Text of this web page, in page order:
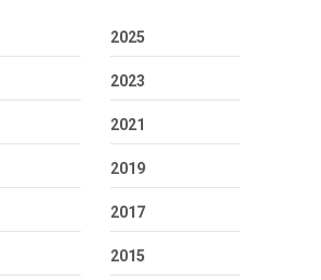
2025
2023
2021
2019
2017
2015